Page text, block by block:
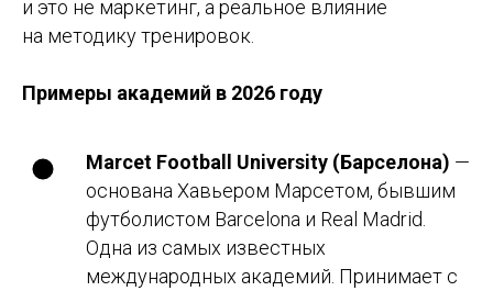
и это не маркетинг, а реальное влияние
на методику тренировок.
Примеры академий в 2026 году
Marcet Football University (Барселона) —
основана Хавьером Марсетом, бывшим
футболистом Barcelona и Real Madrid.
Одна из самых известных
международных академий. Принимает с